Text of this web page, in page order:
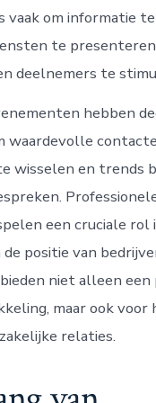
vaak om informatie
te
deelnemers te
hebben
waardevolle
wisselen en trends
een cruciale rol
positie van
niet alleen
maar ook voor
relaties.